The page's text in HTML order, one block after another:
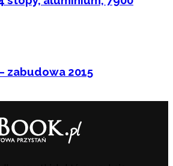
zabudowa 2015